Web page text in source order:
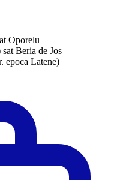
Oporelu
Beria de Jos
epoca Latene)